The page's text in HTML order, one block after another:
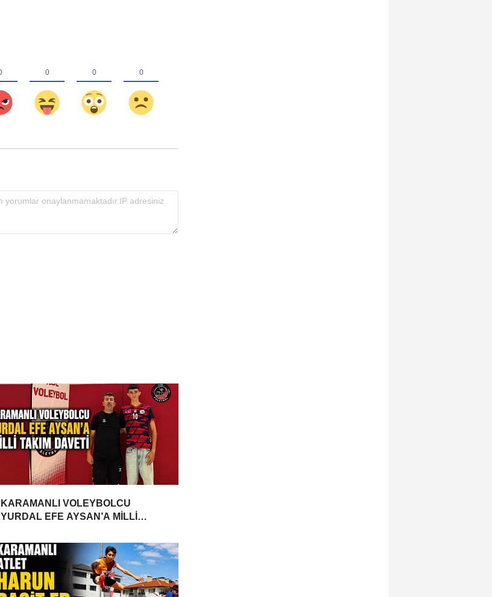
KARAMANLI VOLEYBOLCU
YURDAL EFE AYSAN’A MİLLİ